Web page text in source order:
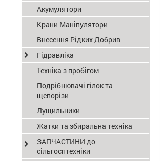
Акумулятори
Крани Маніпулятори
Внесення Рідких Добрив
Гідравліка
Техніка з пробігом
Подрібнювачі гілок та
щепорізи
Лущильники
Жатки та збиральна техніка
ЗАПЧАСТИНИ до
сільгосптехніки